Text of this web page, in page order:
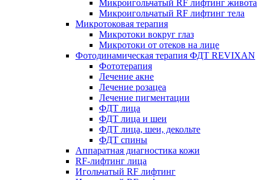
Микроигольчатый RF лифтинг живота
Микроигольчатый RF лифтинг тела
Микротоковая терапия
Микротоки вокруг глаз
Микротоки от отеков на лице
Фотодинамическая терапия ФДТ REVIXAN
Фототерапия
Лечение акне
Лечение розацеа
Лечение пигментации
ФДТ лица
ФДТ лица и шеи
ФДТ лица, шеи, декольте
ФДТ спины
Аппаратная диагностика кожи
RF-лифтинг лица
Игольчатый RF лифтинг